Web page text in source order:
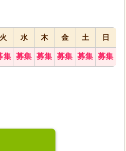
火 水 木 金 土 日
集 募集 募集 募集 募集 募集